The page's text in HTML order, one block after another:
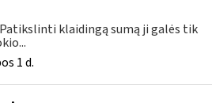
klaidingą sumą ji galės tik
1 d.